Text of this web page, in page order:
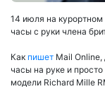
14 июля на
часы с руки члена
Как пишет Mail Online,
часы на руке и
модели Richard Mille